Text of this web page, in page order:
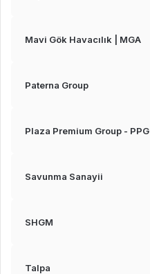
Mavi Gök Havacılık | MGA
Paterna Group
Plaza Premium Group - PPG
Savunma Sanayii
SHGM
Talpa